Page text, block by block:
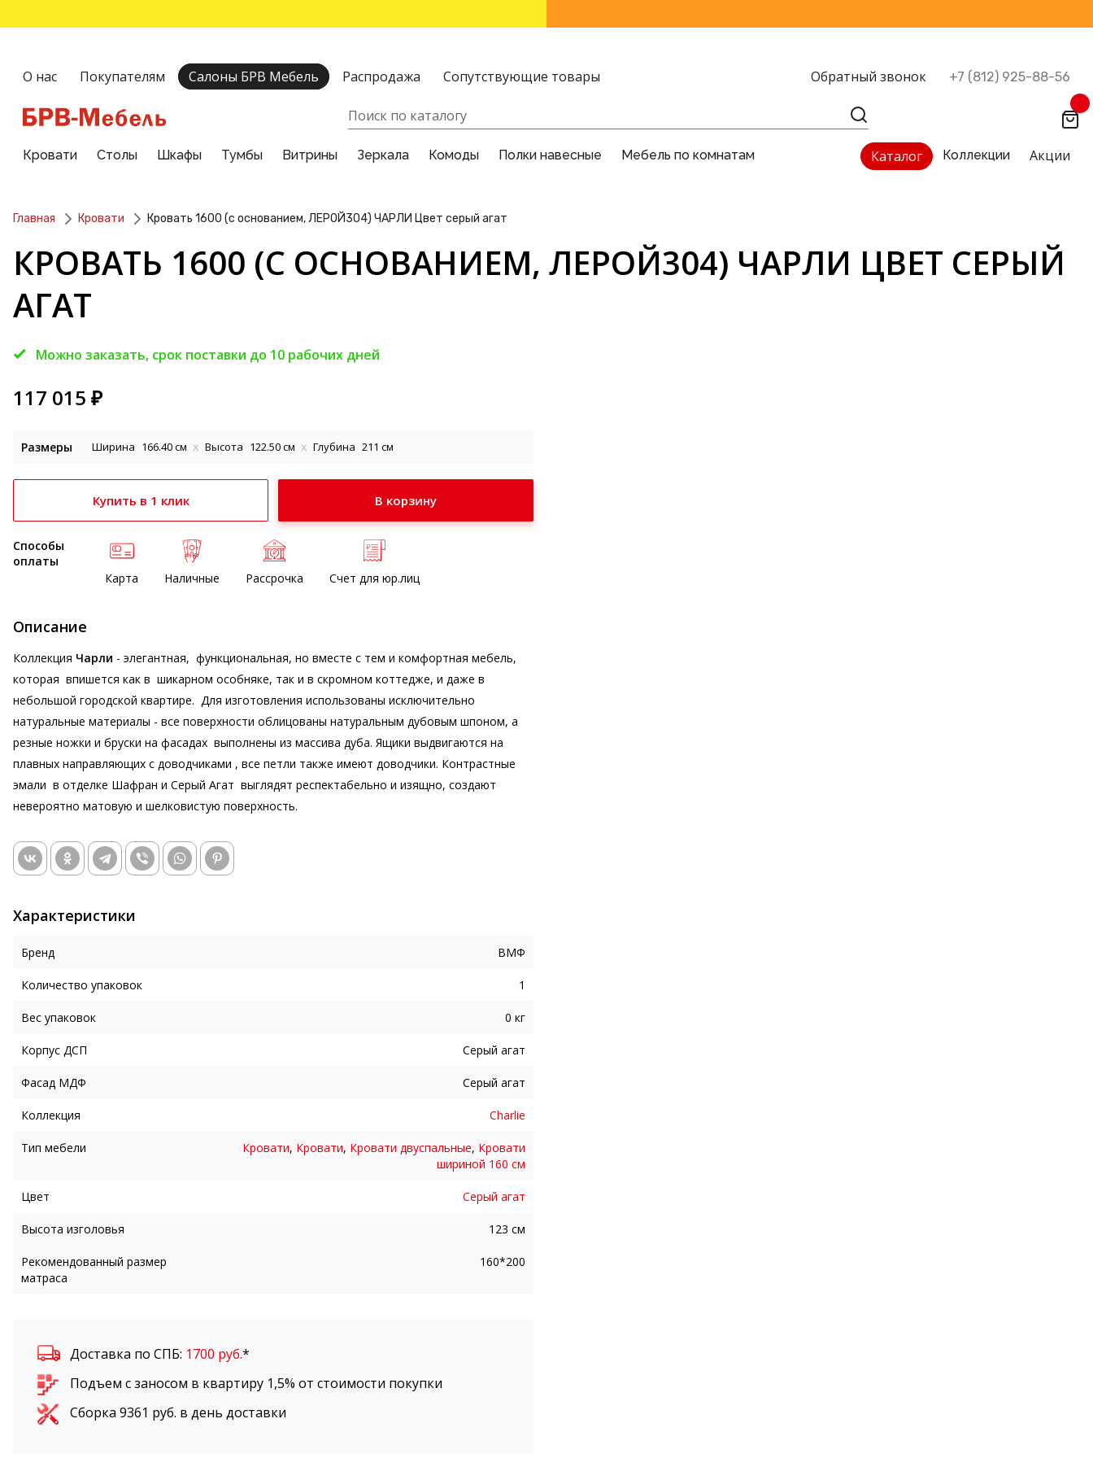
О нас Покупателям Салоны БРВ Мебель Распродажа Сопутствующие товары Обратный звонок +7 (812) 925-88-56
Кровати Столы Шкафы Тумбы Витрины Зеркала Комоды Полки навесные Мебель по комнатам Каталог Коллекции Акции
Главная Кровати Кровать 1600 (с основанием, ЛЕРОЙ304) ЧАРЛИ Цвет серый агат
КРОВАТЬ 1600 (С ОСНОВАНИЕМ, ЛЕРОЙ304) ЧАРЛИ ЦВЕТ СЕРЫЙ
АГАТ
Можно заказать, срок поставки до 10 рабочих дней
117 015 ₽
Размеры Ширина 166.40 см Высота 122.50 см Глубина 211 см
Купить в 1 клик
Способы
оплаты
Карта
Наличные Рассрочка Счет для юр.лиц
Описание
Коллекция Чарли - элегантная, функциональная, но вместе с тем и комфортная мебель,
которая впишется как в шикарном особняке, так и в скромном коттедже, и даже в
небольшой городской квартире. Для изготовления использованы исключительно
натуральные материалы - все поверхности облицованы натуральным дубовым шпоном, а
резные ножки и бруски на фасадах выполнены из массива дуба. Ящики выдвигаются на
плавных направляющих с доводчиками , все петли также имеют доводчики. Контрастные
эмали в отделке Шафран и Серый Агат выглядят респектабельно и изящно, создают
невероятно матовую и шелковистую поверхность.
Характеристики
Бренд ВМФ
Количество упаковок 1
Вес упаковок 0 кг
Корпус ДСП Серый агат
Фасад МДФ Серый агат
Коллекция Charlie
Тип мебели Кровати, Кровати, Кровати двуспальные, Кровати
шириной 160 см
Цвет Серый агат
Высота изголовья 123 см
Рекомендованный размер
матраса
160*200
Доставка по СПБ: 1700 руб.*
Подъем с заносом в квартиру 1,5% от стоимости покупки
Сборка 9361 руб. в день доставки